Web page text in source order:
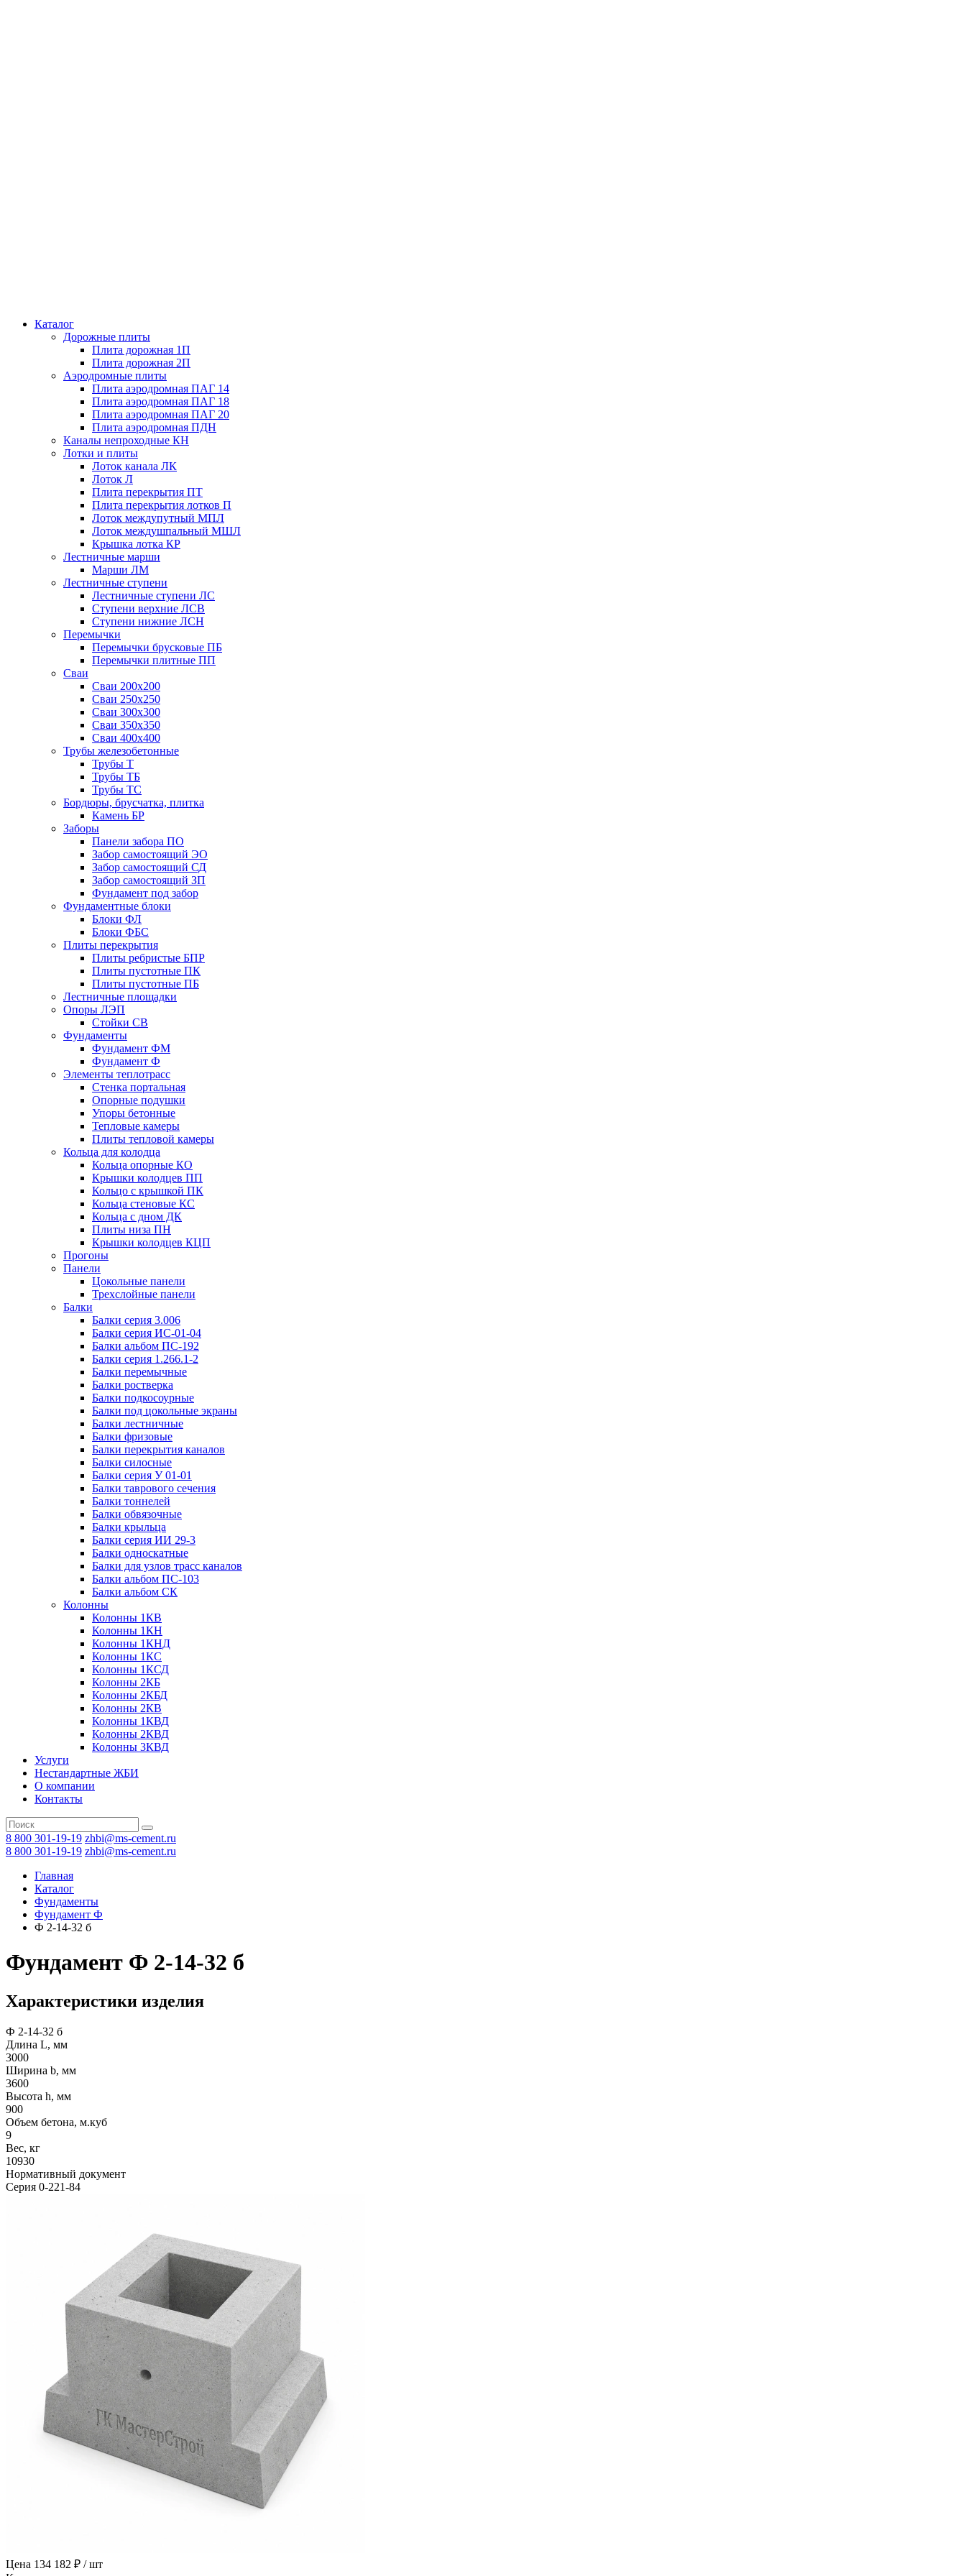
Каталог
Дорожные плиты
Плита дорожная 1П
Плита дорожная 2П
Аэродромные плиты
Плита аэродромная ПАГ 14
Плита аэродромная ПАГ 18
Плита аэродромная ПАГ 20
Плита аэродромная ПДН
Каналы непроходные КН
Лотки и плиты
Лоток канала ЛК
Лоток Л
Плита перекрытия ПТ
Плита перекрытия лотков П
Лоток междупутный МПЛ
Лоток междушпальный МШЛ
Крышка лотка КР
Лестничные марши
Марши ЛМ
Лестничные ступени
Лестничные ступени ЛС
Ступени верхние ЛСВ
Ступени нижние ЛСН
Перемычки
Перемычки брусковые ПБ
Перемычки плитные ПП
Сваи
Сваи 200х200
Сваи 250х250
Сваи 300х300
Сваи 350х350
Сваи 400х400
Трубы железобетонные
Трубы Т
Трубы ТБ
Трубы ТС
Бордюры, брусчатка, плитка
Камень БР
Заборы
Панели забора ПО
Забор самостоящий ЭО
Забор самостоящий СД
Забор самостоящий ЗП
Фyндамент под забор
Фундаментные блоки
Блоки ФЛ
Блоки ФБС
Плиты перекрытия
Плиты ребристые БПР
Плиты пустотные ПК
Плиты пустотные ПБ
Лестничные площадки
Опоры ЛЭП
Стойки СВ
Фундаменты
Фyндамент ФМ
Фyндамент Ф
Элементы теплотрасс
Стенка портальная
Опорные подушки
Упоры бетонные
Тепловые камеры
Плиты тепловой камеры
Кольца для колодца
Кольца опорные КО
Крышки колодцев ПП
Кольцо с крышкой ПК
Кольца стеновые КС
Кольца с дном ДК
Плиты низа ПН
Крышки колодцев КЦП
Прогоны
Панели
Цокольные панели
Трехслойные панели
Балки
Балки серия 3.006
Балки серия ИС-01-04
Балки альбом ПС-192
Балки серия 1.266.1-2
Балки перемычные
Балки ростверка
Балки подкосоурные
Балки под цокольные экраны
Балки лестничные
Балки фризовые
Балки перекрытия каналов
Балки силосные
Балки серия У 01-01
Балки таврового сечения
Балки тоннелей
Балки обвязочные
Балки крыльца
Балки серия ИИ 29-3
Балки односкатные
Балки для узлов трасс каналов
Балки альбом ПС-103
Балки альбом СК
Колонны
Колонны 1КВ
Колонны 1КН
Колонны 1КНД
Колонны 1КС
Колонны 1КСД
Колонны 2КБ
Колонны 2КБД
Колонны 2КВ
Колонны 1КВД
Колонны 2КВД
Колонны 3КВД
Услуги
Нестандартные ЖБИ
О компании
Контакты
8 800 301-19-19 zhbi@ms-cement.ru
8 800 301-19-19 zhbi@ms-cement.ru
Главная
Каталог
Фундаменты
Фyндамент Ф
Ф 2-14-32 б
Фундамент Ф 2-14-32 б
Характеристики изделия
Ф 2-14-32 б
Длина L, мм
3000
Ширина b, мм
3600
Высота h, мм
900
Объем бетона, м.куб
9
Вес, кг
10930
Нормативный документ
Серия 0-221-84
Цена 134 182 ₽ / шт